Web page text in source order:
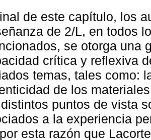
de este capítulo, los
de 2/L, en todos
se otorga una
crítica y reflexiva
temas, tales como:
de los
puntos de vista
a la experiencia
esta razón que